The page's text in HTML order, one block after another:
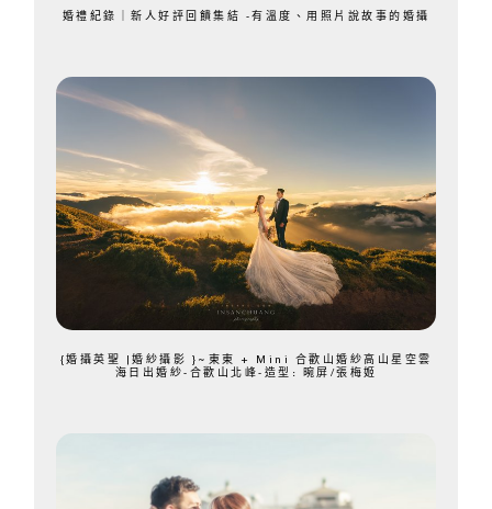
婚禮紀錄｜新人好評回饋集結 -有溫度、用照片說故事的婚攝
{婚攝英聖 |婚紗攝影 }~東東 + Mini 合歡山婚紗高山星空雲
海日出婚紗-合歡山北峰-造型: 晼屏/張梅姬